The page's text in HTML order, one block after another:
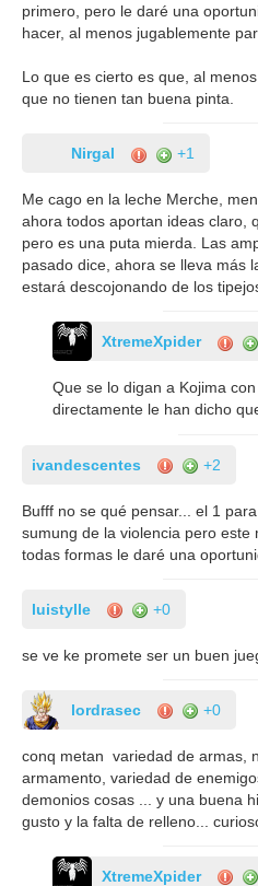
primero, pero le daré una
hacer, al menos jugablemente
Lo que es cierto es que, al
que no tienen tan buena pinta.
Nirgal +1
Me cago en la leche Merche,
ahora todos aportan ideas claro,
pero es una puta mierda. Las
pasado dice, ahora se lleva más
estará descojonando de los
XtremeXpider
Que se lo digan a Kojima
directamente le han dicho
ivandescentes +2
Bufff no se qué pensar... el 1
sumung de la violencia pero este
todas formas le daré una
luistylle +0
se ve ke promete ser un buen
lordrasec +0
conq metan variedad de armas,
armamento, variedad de
demonios cosas ... y una buena
gusto y la falta de relleno...
XtremeXpider